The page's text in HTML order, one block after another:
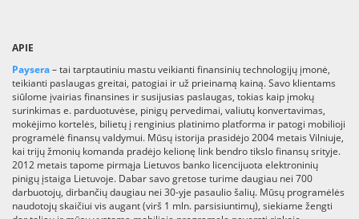
APIE
Paysera– tai tarptautiniu mastu veikianti finansinių technologijų įmonė,
teikianti paslaugas greitai, patogiai ir už prieinamą kainą. Savo klientams
siūlome įvairias finansines ir susijusias paslaugas, tokias kaip įmokų
surinkimas e. parduotuvėse, pinigų pervedimai, valiutų konvertavimas,
mokėjimo kortelės, bilietų į renginius platinimo platforma ir patogi mobilioji
programėlė finansų valdymui. Mūsų istorija prasidėjo 2004 metais Vilniuje,
kai trijų žmonių komanda pradėjo kelionę link bendro tikslo finansų srityje.
2012 metais tapome pirmąja Lietuvos banko licencijuota elektroninių
pinigų įstaiga Lietuvoje. Dabar savo gretose turime daugiau nei 700
darbuotojų, dirbančių daugiau nei 30-yje pasaulio šalių. Mūsų programėlės
naudotojų skaičiui vis augant (virš 1 mln. parsisiuntimų), siekiame žengti